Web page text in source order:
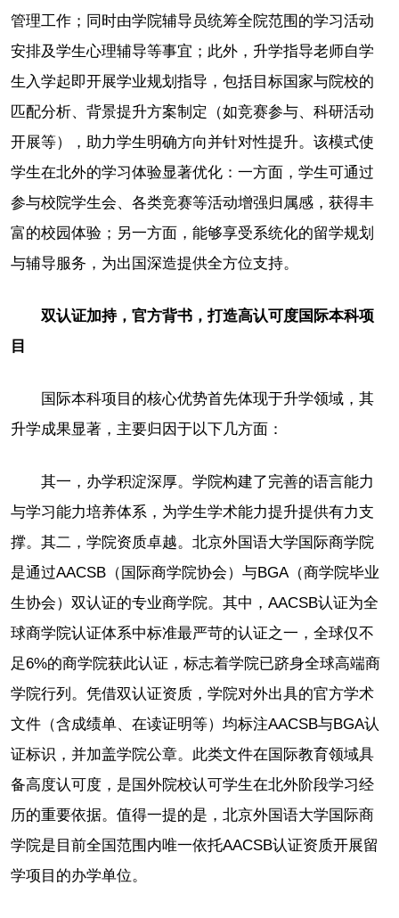
管理工作；同时由学院辅导员统筹全院范围的学习活动
安排及学生心理辅导等事宜；此外，升学指导老师自学
生入学起即开展学业规划指导，包括目标国家与院校的
匹配分析、背景提升方案制定（如竞赛参与、科研活动
开展等），助力学生明确方向并针对性提升。该模式使
学生在北外的学习体验显著优化：一方面，学生可通过
参与校院学生会、各类竞赛等活动增强归属感，获得丰
富的校园体验；另一方面，能够享受系统化的留学规划
与辅导服务，为出国深造提供全方位支持。
双认证加持，官方背书，打造高认可度国际本科项
目
国际本科项目的核心优势首先体现于升学领域，其
升学成果显著，主要归因于以下几方面：
其一，办学积淀深厚。学院构建了完善的语言能力
与学习能力培养体系，为学生学术能力提升提供有力支
撑。其二，学院资质卓越。北京外国语大学国际商学院
是通过AACSB（国际商学院协会）与BGA（商学院毕业
生协会）双认证的专业商学院。其中，AACSB认证为全
球商学院认证体系中标准最严苛的认证之一，全球仅不
足6%的商学院获此认证，标志着学院已跻身全球高端商
学院行列。凭借双认证资质，学院对外出具的官方学术
文件（含成绩单、在读证明等）均标注AACSB与BGA认
证标识，并加盖学院公章。此类文件在国际教育领域具
备高度认可度，是国外院校认可学生在北外阶段学习经
历的重要依据。值得一提的是，北京外国语大学国际商
学院是目前全国范围内唯一依托AACSB认证资质开展留
学项目的办学单位。